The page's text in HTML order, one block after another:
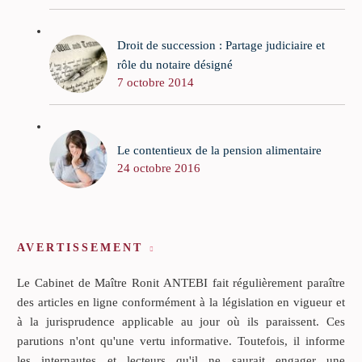
Droit de succession : Partage judiciaire et
rôle du notaire désigné
7 octobre 2014
Le contentieux de la pension alimentaire
24 octobre 2016
AVERTISSEMENT
Le Cabinet de Maître Ronit ANTEBI fait régulièrement paraître
des articles en ligne conformément à la législation en vigueur et
à la jurisprudence applicable au jour où ils paraissent. Ces
parutions n'ont qu'une vertu informative. Toutefois, il informe